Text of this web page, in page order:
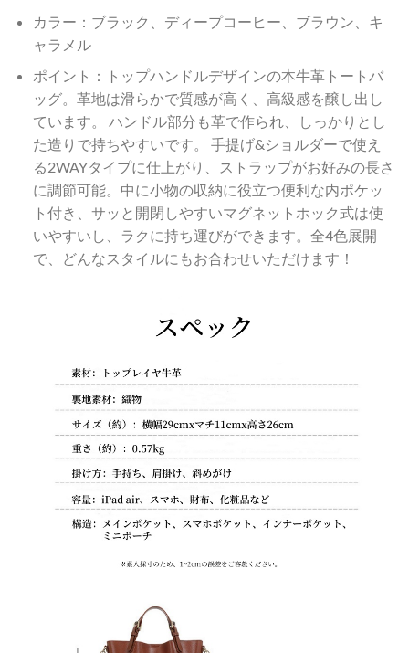
カラー：ブラック、ディープコーヒー、ブラウン、キ
ャラメル
ポイント：トップハンドルデザインの本牛革トートバ
ッグ。革地は滑らかで質感が高く、高級感を醸し出し
ています。 ハンドル部分も革で作られ、しっかりとし
た造りで持ちやすいです。 手提げ&ショルダーで使え
る2WAYタイプに仕上がり、ストラップがお好みの長さ
に調節可能。中に小物の収納に役立つ便利な内ポケッ
ト付き、サッと開閉しやすいマグネットホック式は使
いやすいし、ラクに持ち運びができます。全4色展開
で、どんなスタイルにもお合わせいただけます！